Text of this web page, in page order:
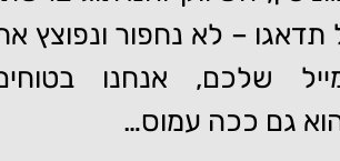
תדאגו – לא נחפור ונפוצץ
שלכם, אנחנו
גם ככה עמוס…